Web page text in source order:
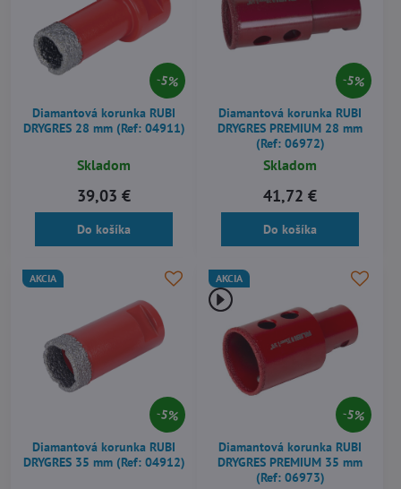
5%
Diamantová korunka RUBI
DRYGRES 28 mm (Ref: 04911)
Skladom
39,03 €
Do košíka
5%
Diamantová korunka RUBI
DRYGRES PREMIUM 28 mm
(Ref: 06972)
Skladom
41,72 €
Do košíka
5%
AKCIA
Diamantová korunka RUBI
DRYGRES 35 mm (Ref: 04912)
5%
AKCIA
Diamantová korunka RUBI
DRYGRES PREMIUM 35 mm
(Ref: 06973)